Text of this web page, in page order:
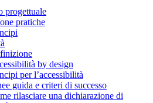
progettuale
pratiche
by design
per l’accessibilità
guida e criteri di successo
rilasciare una dichiarazione di